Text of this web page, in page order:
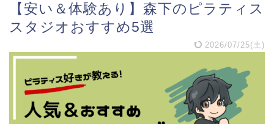
【安い＆体験あり】森下のピラティス
スタジオおすすめ5選
2026/07/25(土)